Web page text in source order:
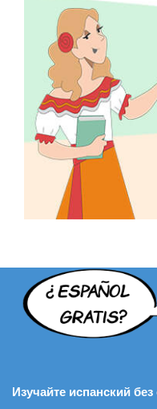
Изучайте испанский